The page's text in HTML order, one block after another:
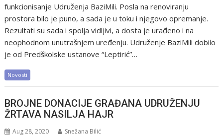
funkcionisanje Udruženja BaziMili. Posla na renoviranju
prostora bilo je puno, a sada je u toku i njegovo opremanje.
Rezultati su sada i spolja vidljivi, a dosta je urađeno i na
neophodnom unutrašnjem uređenju. Udruženje BaziMili dobilo
je od Predškolske ustanove “Leptirić”…
Novosti
BROJNE DONACIJE GRAĐANA UDRUŽENJU
ŽRTAVA NASILJA HAJR
Aug 28, 2020 Snežana Bilić